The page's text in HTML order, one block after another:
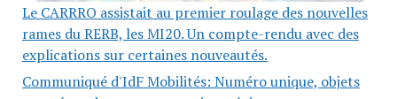
Le CARRRO assistait au premier roulage des nouvelles
rames du RERB, les MI20. Un compte-rendu avec des
explications sur certaines nouveautés.
Communiqué d'IdF Mobilités: Numéro unique, objets